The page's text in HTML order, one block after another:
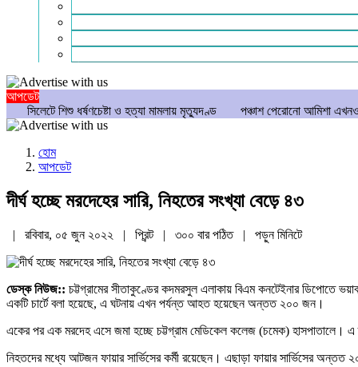
আপডেট
ধর্ষণচেষ্টা ও হত্যা মামলায় মৃত্যুদণ্ড
পঞ্চাশ পেরোনো আমিশা এখনও ‘সিঙ্গেল’
হোম
আপডেট
দীর্ঘ হচ্ছে মরদেহের সারি, নিহতের সংখ্যা বেড়ে ৪৩
| রবিবার, ০৫ জুন ২০২২ | প্রিন্ট | ৩০০ বার পঠিত | পড়ুনমিনিটে
ডেস্ক নিউজ:: চট্টগ্রামের সীতাকুণ্ডের কদমরসুল এলাকায় বিএম কনটেইনার ডিপোতে
একটি চার্টে বলা হয়েছে, এ ঘটনায় এখন পর্যন্ত আহত হয়েছেন অন্তত ২০০ জন।
একের পর এক মরদেহ এসে জমা হচ্ছে চট্টগ্রাম মেডিকেল কলেজ (চমেক) হাসপাতালে।
নিহতদের মধ্যে আটজন ফায়ার সার্ভিসের কর্মী রয়েছেন। এছাড়া ফায়ার সার্ভিসের